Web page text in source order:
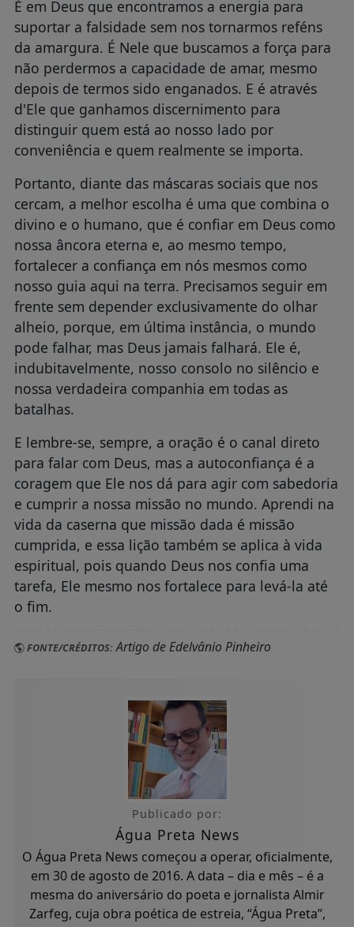
É em Deus que encontramos a energia para
suportar a falsidade sem nos tornarmos reféns
da amargura. É Nele que buscamos a força para
não perdermos a capacidade de amar, mesmo
depois de termos sido enganados. E é através
d'Ele que ganhamos discernimento para
distinguir quem está ao nosso lado por
conveniência e quem realmente se importa.
Portanto, diante das máscaras sociais que nos
cercam, a melhor escolha é uma que combina o
divino e o humano, que é confiar em Deus como
nossa âncora eterna e, ao mesmo tempo,
fortalecer a confiança em nós mesmos como
nosso guia aqui na terra. Precisamos seguir em
frente sem depender exclusivamente do olhar
alheio, porque, em última instância, o mundo
pode falhar, mas Deus jamais falhará. Ele é,
indubitavelmente, nosso consolo no silêncio e
nossa verdadeira companhia em todas as
batalhas.
E lembre-se, sempre, a oração é o canal direto
para falar com Deus, mas a autoconfiança é a
coragem que Ele nos dá para agir com sabedoria
e cumprir a nossa missão no mundo. Aprendi na
vida da caserna que missão dada é missão
cumprida, e essa lição também se aplica à vida
espiritual, pois quando Deus nos confia uma
tarefa, Ele mesmo nos fortalece para levá-la até
o fim.
FONTE/CRÉDITOS:Artigo de Edelvânio Pinheiro
Publicado por:
Água Preta News
O Água Preta News começou a operar, oficialmente,
em 30 de agosto de 2016. A data – dia e mês – é a
mesma do aniversário do poeta e jornalista Almir
Zarfeg, cuja obra poética de estreia, “Água Preta”,